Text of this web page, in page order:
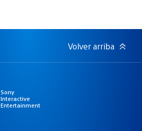
Volver arriba
Sony
Interactive
Entertainment